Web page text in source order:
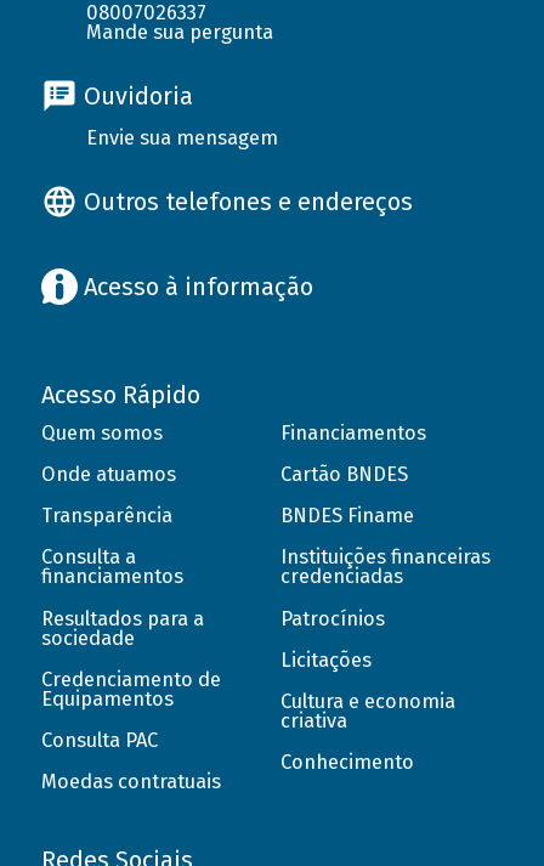
08007026337
Mande sua pergunta
Ouvidoria
Envie sua mensagem
Outros telefones e endereços
Acesso à informação
Acesso Rápido
Quem somos
Onde atuamos
Transparência
Consulta a
financiamentos
Resultados para a
sociedade
Credenciamento de
Equipamentos
Consulta PAC
Moedas contratuais
Financiamentos
Cartão BNDES
BNDES Finame
Instituições financeiras
credenciadas
Patrocínios
Licitações
Cultura e economia
criativa
Conhecimento